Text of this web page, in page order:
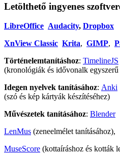
Letölthető ingyenes
LibreOffice Audacity, Dropbox
XnView Classic Krita, GIMP,
Történelemtanításhoz: TimelineJS
(kronológiák és idővonalk egyszerű
Idegen nyelvek tanításához: Anki
(szó és kép kártyák készítéséhez)
Művészetek tanításához: Blender
LenMus (zeneelmélet tanításához),
MuseScore (kottaíráshoz és kották